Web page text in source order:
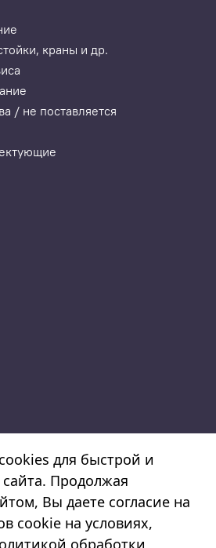
краны и др.
/ не поставляется
308532130300022, ОКПО
для быстрой и
Продолжая
Вы даете согласие на
cookie на условиях,
обработки